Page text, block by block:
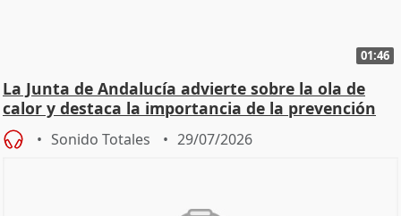
01:46
La Junta de Andalucía advierte sobre la ola de
calor y destaca la importancia de la prevención
Sonido Totales 29/07/2026